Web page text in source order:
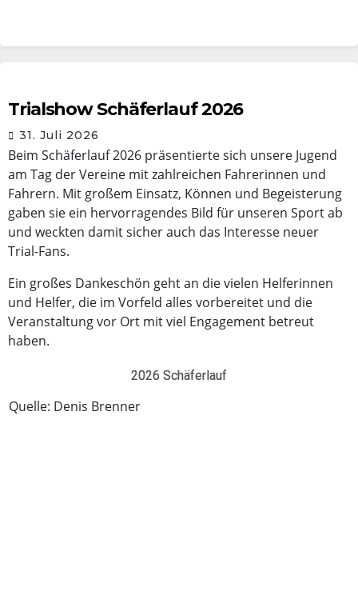
Trialshow Schäferlauf 2026
31. Juli 2026
Beim Schäferlauf 2026 präsentierte sich unsere Jugend
am Tag der Vereine mit zahlreichen Fahrerinnen und
Fahrern. Mit großem Einsatz, Können und Begeisterung
gaben sie ein hervorragendes Bild für unseren Sport ab
und weckten damit sicher auch das Interesse neuer
Trial-Fans.
Ein großes Dankeschön geht an die vielen Helferinnen
und Helfer, die im Vorfeld alles vorbereitet und die
Veranstaltung vor Ort mit viel Engagement betreut
haben.
2026 Schäferlauf
Quelle: Denis Brenner